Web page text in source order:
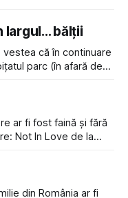
m-a făcut să mă
faptul
largul... bălții
că în continuare
parc (în afară de
trece prin zonă). Am
ar fi fost faină și fără
Not In Love de la
duo era cam
din România ar fi